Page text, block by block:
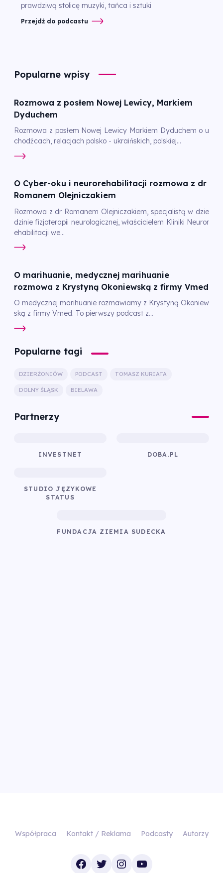
prawdziwą stolicę muzyki, tańca i sztuki
Przejdź do podcastu
Popularne wpisy
Rozmowa z posłem Nowej Lewicy, Markiem
Dyduchem
Rozmowa z posłem Nowej Lewicy Markiem Dyduchem o u
chodźcach, relacjach polsko - ukraińskich, polskiej...
O Cyber-oku i neurorehabilitacji rozmowa z dr
Romanem Olejniczakiem
Rozmowa z dr Romanem Olejniczakiem, specjalistą w dzie
dzinie fizjoterapii neurologicznej, właścicielem Kliniki Neuror
ehabilitacji we...
O marihuanie, medycznej marihuanie
rozmowa z Krystyną Okoniewską z firmy Vmed
O medycznej marihuanie rozmawiamy z Krystyną Okoniew
ską z firmy Vmed. To pierwszy podcast z...
Popularne tagi
DZIERŻONIÓW PODCAST TOMASZ KURIATA
DOLNY ŚLĄSK BIELAWA
Partnerzy
INVESTNET DOBA.PL
STUDIO JĘZYKOWE
STATUS
FUNDACJA ZIEMIA SUDECKA
Współpraca Kontakt / Reklama Podcasty Autorzy
Facebook
TwitterInstagram
YouTube